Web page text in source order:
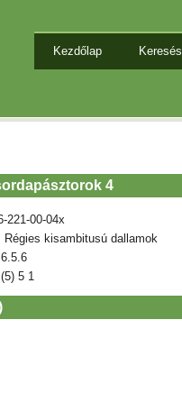
Kezdőlap Keresés
4
221-00-04x
Régies kisambitusú dallamok
5 1